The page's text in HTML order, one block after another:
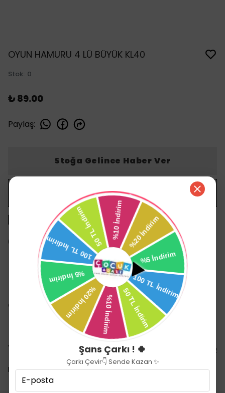
OYUN HAMURU 4 LÜ BÜYÜK KL40
Stok: 0
₺ 89.00
Paylaş:
Stoğa Gelince Haber Ver
WHATSAPP
1500 TL üzeri ücretsiz kargo
14 gün içinde iade değişim
Ürün Açıklaması
ONPARMAK OYUN HAMURU 4 LU BUYUK
Yorumlar Yorum Yap
Bu ürün için henüz yorum yapılmamış.
Şans Çarkı ! 🍀
Çarkı Çevir👇 Sende Kazan ✨